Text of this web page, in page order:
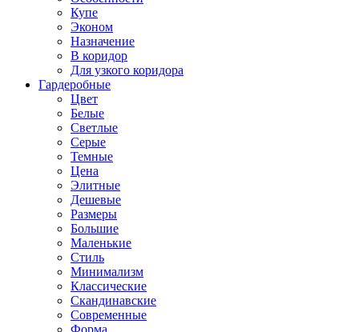
Купе
Эконом
Назначение
В коридор
Для узкого коридора
Гардеробные
Цвет
Белые
Светлые
Серые
Темные
Цена
Элитные
Дешевые
Размеры
Большие
Маленькие
Стиль
Минимализм
Классические
Скандинавские
Современные
Форма